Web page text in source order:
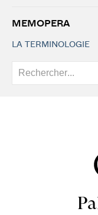
MEMOPERA
LA TERMINOLOGIE